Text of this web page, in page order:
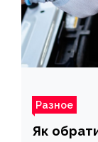
Разное
Як